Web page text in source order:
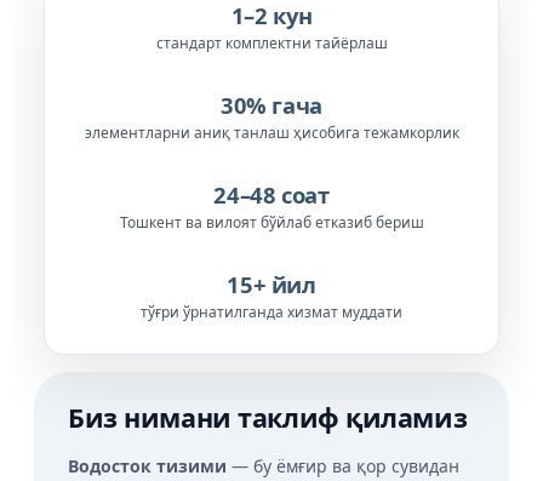
1–2 кун
стандарт комплектни тайёрлаш
30% гача
элементларни аниқ танлаш ҳисобига тежамкорлик
24–48 соат
Тошкент ва вилоят бўйлаб етказиб бериш
15+ йил
тўғри ўрнатилганда хизмат муддати
Биз нимани таклиф қиламиз
Водосток тизими — бу ёмғир ва қор сувидан